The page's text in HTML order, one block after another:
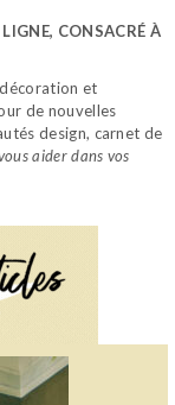
CONSACRÉ À
et
de nouvelles
design, carnet de
aider dans vos